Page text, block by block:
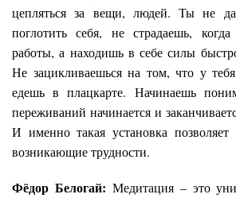
цепляться за вещи, людей. Ты не
поглотить себя, не страдаешь,
работы, а находишь в себе силы
Не зацикливаешься на том, что у
едешь в плацкарте. Начинаешь
переживаний начинается и
И именно такая установка
возникающие трудности.
Фёдор Белогай: Медитация – это